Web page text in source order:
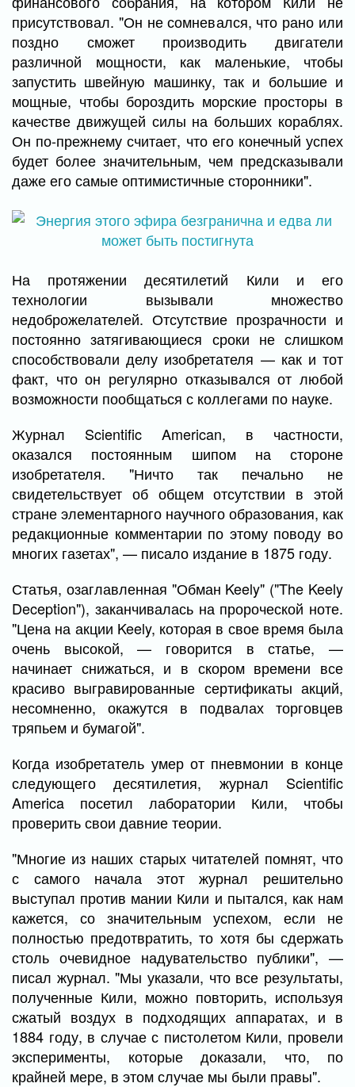
присутствовал. "Он не сомневался, что рано или
поздно сможет производить двигатели
различной мощности, как маленькие, чтобы
запустить швейную машинку, так и большие и
мощные, чтобы бороздить морские просторы в
качестве движущей силы на больших кораблях.
Он по-прежнему считает, что его конечный успех
будет более значительным, чем предсказывали
даже его самые оптимистичные сторонники".
На протяжении десятилетий Кили и его
технологии вызывали множество
недоброжелателей. Отсутствие прозрачности и
постоянно затягивающиеся сроки не слишком
способствовали делу изобретателя — как и тот
факт, что он регулярно отказывался от любой
возможности пообщаться с коллегами по науке.
Журнал Scientific American, в частности,
оказался постоянным шипом на стороне
изобретателя. "Ничто так печально не
свидетельствует об общем отсутствии в этой
стране элементарного научного образования, как
редакционные комментарии по этому поводу во
многих газетах", — писало издание в 1875 году.
Статья, озаглавленная "Обман Keely" ("The Keely
Deception"), заканчивалась на пророческой ноте.
"Цена на акции Keely, которая в свое время была
очень высокой, — говорится в статье, —
начинает снижаться, и в скором времени все
красиво выгравированные сертификаты акций,
несомненно, окажутся в подвалах торговцев
тряпьем и бумагой".
Когда изобретатель умер от пневмонии в конце
следующего десятилетия, журнал Scientific
America посетил лаборатории Кили, чтобы
проверить свои давние теории.
"Многие из наших старых читателей помнят, что
с самого начала этот журнал решительно
выступал против мании Кили и пытался, как нам
кажется, со значительным успехом, если не
полностью предотвратить, то хотя бы сдержать
столь очевидное надувательство публики", —
писал журнал. "Мы указали, что все результаты,
полученные Кили, можно повторить, используя
сжатый воздух в подходящих аппаратах, и в
1884 году, в случае с пистолетом Кили, провели
эксперименты, которые доказали, что, по
крайней мере, в этом случае мы были правы".